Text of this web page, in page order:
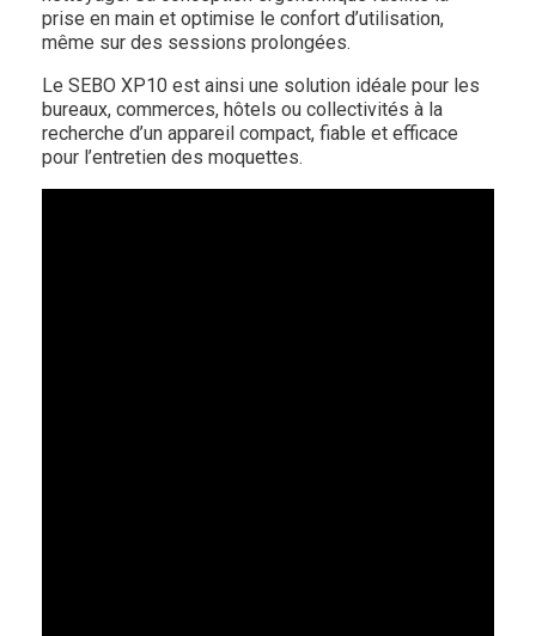
prise en main et optimise le confort d’utilisation,
même sur des sessions prolongées.
Le SEBO XP10 est ainsi une solution idéale pour les
bureaux, commerces, hôtels ou collectivités à la
recherche d’un appareil compact, fiable et efficace
pour l’entretien des moquettes.